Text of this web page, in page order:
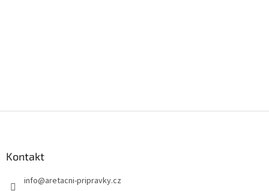
Kontakt
info@aretacni-pripravky.cz